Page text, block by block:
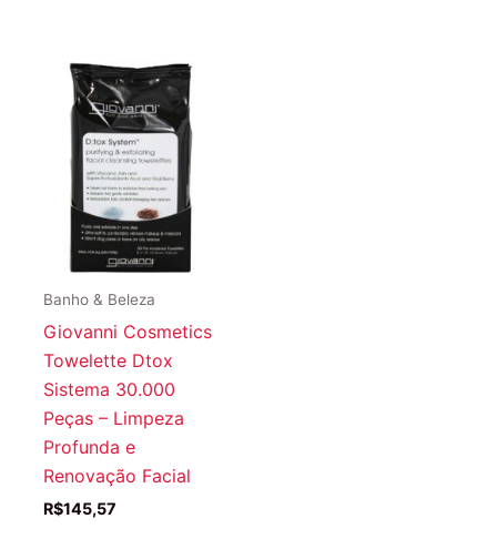
Banho & Beleza
Giovanni Cosmetics
Towelette Dtox
Sistema 30.000
Peças – Limpeza
Profunda e
Renovação Facial
R$145,57